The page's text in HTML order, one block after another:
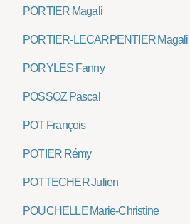
PORTIER Magali
PORTIER-LECARPENTIER Magali
PORYLES Fanny
POSSOZ Pascal
POT François
POTIER Rémy
POTTECHER Julien
POUCHELLE Marie-Christine